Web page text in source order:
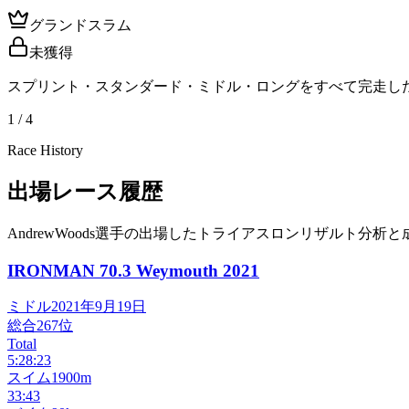
グランドスラム
未獲得
スプリント・スタンダード・ミドル・ロングをすべて完走し
1 / 4
Race History
出場レース履歴
AndrewWoods選手の出場したトライアスロンリザルト分析と
IRONMAN 70.3 Weymouth 2021
ミドル2021年9月19日
総合267位
Total
5:28:23
スイム1900m
33:43